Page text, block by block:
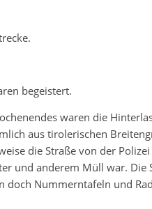
begeistert.
waren die
aus tirolerischen
die Straße von der
und anderem Müll war. Die
doch Nummerntafeln und